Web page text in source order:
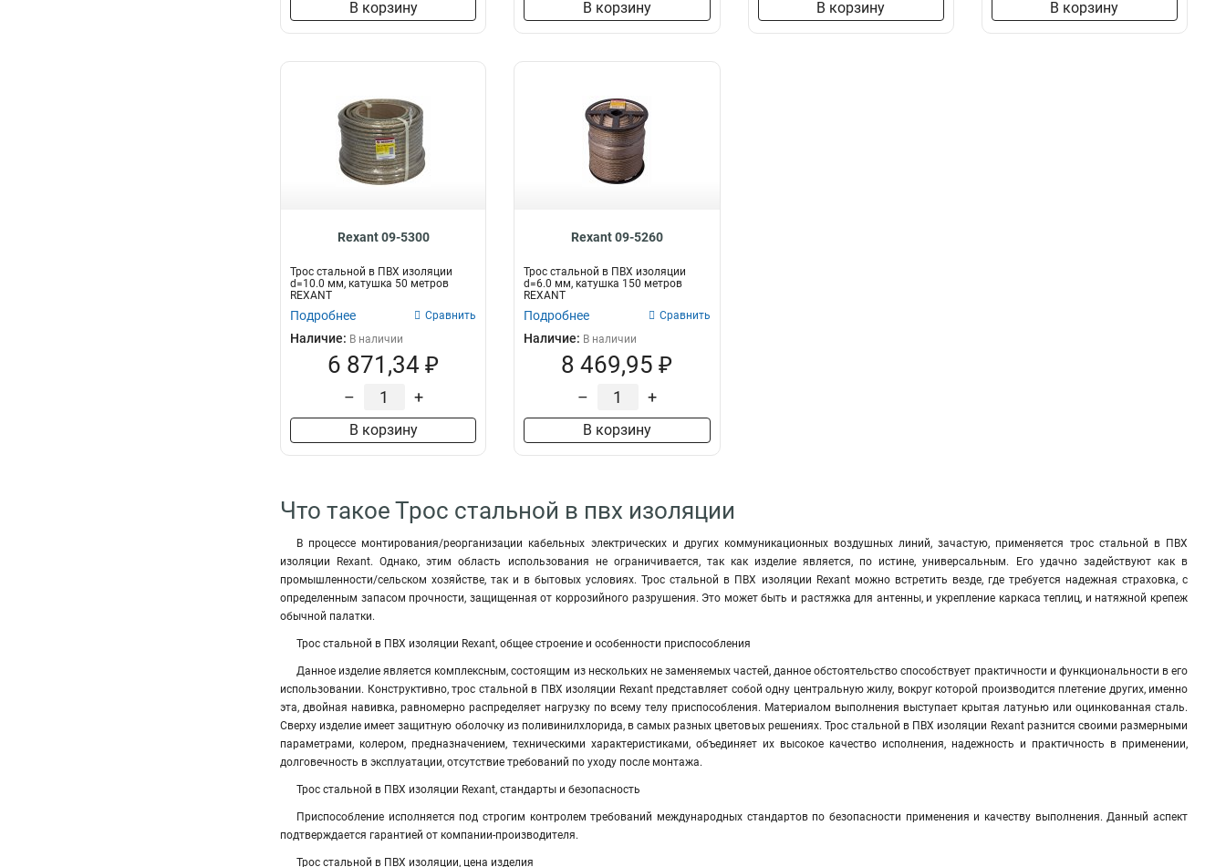
В корзину В корзину В корзину В корзину
Rexant 09-5300
Трос стальной в ПВХ изоляции
d=10.0 мм, катушка 50 метров
REXANT
Подробнее Сравнить
Наличие: В наличии
6 871,34 ₽
– +
В корзину
Rexant 09-5260
Трос стальной в ПВХ изоляции
d=6.0 мм, катушка 150 метров
REXANT
Подробнее Сравнить
Наличие: В наличии
8 469,95 ₽
– +
В корзину
Что такое Трос стальной в пвх изоляции
В процессе монтирования/реорганизации кабельных электрических и других коммуникационных воздушных линий, зачастую, применяется трос стальной в ПВХ
изоляции Rexant. Однако, этим область использования не ограничивается, так как изделие является, по истине, универсальным. Его удачно задействуют как в
промышленности/сельском хозяйстве, так и в бытовых условиях. Трос стальной в ПВХ изоляции Rexant можно встретить везде, где требуется надежная страховка, с
определенным запасом прочности, защищенная от коррозийного разрушения. Это может быть и растяжка для антенны, и укрепление каркаса теплиц, и натяжной крепеж
обычной палатки.
Трос стальной в ПВХ изоляции Rexant, общее строение и особенности приспособления
Данное изделие является комплексным, состоящим из нескольких не заменяемых частей, данное обстоятельство способствует практичности и функциональности в его
использовании. Конструктивно, трос стальной в ПВХ изоляции Rexant представляет собой одну центральную жилу, вокруг которой производится плетение других, именно
эта, двойная навивка, равномерно распределяет нагрузку по всему телу приспособления. Материалом выполнения выступает крытая латунью или оцинкованная сталь.
Сверху изделие имеет защитную оболочку из поливинилхлорида, в самых разных цветовых решениях. Трос стальной в ПВХ изоляции Rexant разнится своими размерными
параметрами, колером, предназначением, техническими характеристиками, объединяет их высокое качество исполнения, надежность и практичность в применении,
долговечность в эксплуатации, отсутствие требований по уходу после монтажа.
Трос стальной в ПВХ изоляции Rexant, стандарты и безопасность
Приспособление исполняется под строгим контролем требований международных стандартов по безопасности применения и качеству выполнения. Данный аспект
подтверждается гарантией от компании-производителя.
Трос стальной в ПВХ изоляции, цена изделия